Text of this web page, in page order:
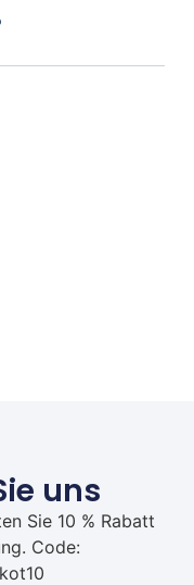
uns
Sie 10 % Rabatt
Code: